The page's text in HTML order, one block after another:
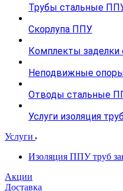
Трубы стальные
Скорлупа ППУ
Комплекты
Неподвижные
Отводы стальные
Услуги изоляция
Услуги
Изоляция ППУ труб
Акции
Доставка